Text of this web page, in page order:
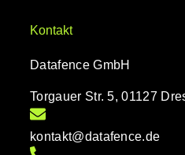
Kontakt
Datafence GmbH
Torgauer Str. 5, 01127
kontakt@datafence.de